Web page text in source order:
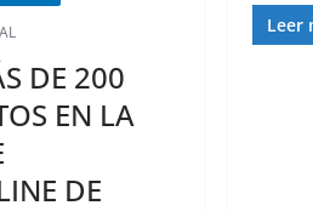
DE 200
EN LA
DE
Leer